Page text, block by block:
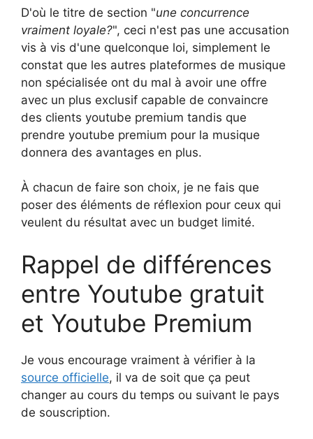
D'où le titre de section "une concurrence
vraiment loyale?", ceci n'est pas une accusation
vis à vis d'une quelconque loi, simplement le
constat que les autres plateformes de musique
non spécialisée ont du mal à avoir une offre
avec un plus exclusif capable de convaincre
des clients youtube premium tandis que
prendre youtube premium pour la musique
donnera des avantages en plus.
À chacun de faire son choix, je ne fais que
poser des éléments de réflexion pour ceux qui
veulent du résultat avec un budget limité.
Rappel de différences
entre Youtube gratuit
et Youtube Premium
Je vous encourage vraiment à vérifier à la
source officielle, il va de soit que ça peut
changer au cours du temps ou suivant le pays
de souscription.